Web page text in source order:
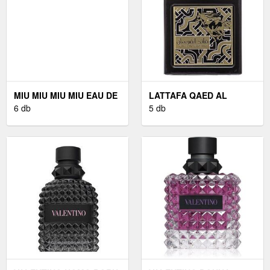
MIU MIU MIU MIU EAU DE
PARFUM NŐKNEK 50 ML
6 db
LATTAFA QAED AL
FURSAN EAU DE PARFUM
5 db